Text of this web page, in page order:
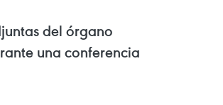
del órgano
una conferencia